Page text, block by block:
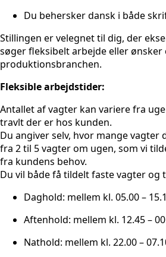
Du behersker dansk i både
Stillingen er velegnet til dig, der
søger fleksibelt arbejde eller
produktionsbranchen.
Fleksible arbejdstider:
Antallet af vagter kan variere fra
travlt der er hos kunden.
Du angiver selv, hvor mange vagter
fra 2 til 5 vagter om ugen, som vi
fra kundens behov.
Du vil både få tildelt faste vagter og
Daghold: mellem kl. 05.00 –
Aftenhold: mellem kl. 12.45 –
Nathold: mellem kl. 22.00 –